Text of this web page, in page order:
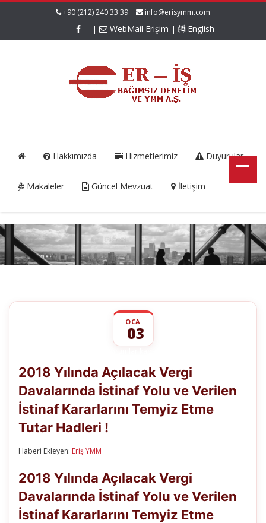
+90 (212) 240 33 39 info@erisymm.com
| WebMail Erişim | English
Hakkımızda Hizmetlerimiz Duyurular
Makaleler Güncel Mevzuat İletişim
OCA
03
Açılacak
Vergi
Davalarında
Yolu
Etme
Tutar
Hadleri
!
için
2018 Yılında Açılacak Vergi
Davalarında İstinaf Yolu ve Verilen
İstinaf Kararlarını Temyiz Etme
Tutar Hadleri !
Haberi Ekleyen: Eriş YMM
2018 Yılında Açılacak Vergi
Davalarında İstinaf Yolu ve Verilen
İstinaf Kararlarını Temyiz Etme